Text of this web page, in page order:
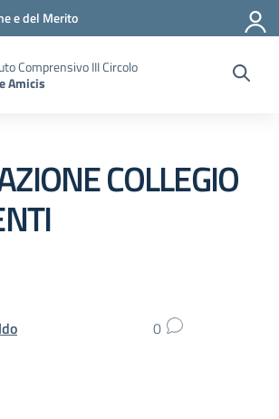
e del Merito
Comprensivo III Circolo
Amicis
COLLEGIO
0